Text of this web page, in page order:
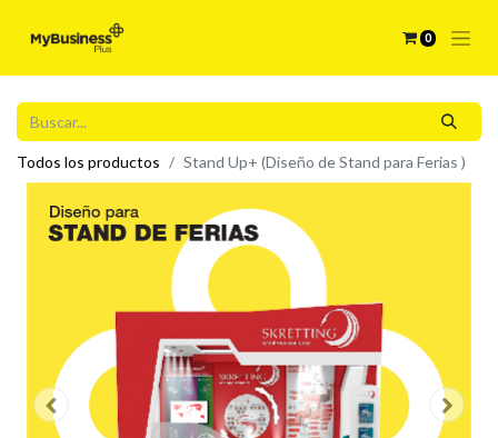
0
Todos los productos Stand Up+ (Diseño de Stand para Ferias )